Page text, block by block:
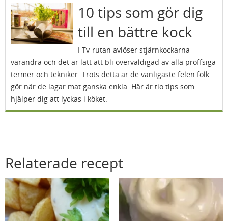
10 tips som gör dig
till en bättre kock
I Tv-rutan avlöser stjärnkockarna
varandra och det är lätt att bli överväldigad av alla proffsiga
termer och tekniker. Trots detta är de vanligaste felen folk
gör när de lagar mat ganska enkla. Här är tio tips som
hjälper dig att lyckas i köket.
Relaterade recept